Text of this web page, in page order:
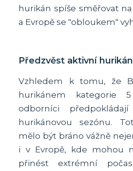
hurikán spíše směřovat
a Evropě se "obloukem"
Předzvěst aktivní
Vzhledem k tomu, že
hurikánem kategorie
odborníci
hurikánovou sezónu.
mělo být bráno vážně
i v Evropě, kde mohou
přinést extrémní